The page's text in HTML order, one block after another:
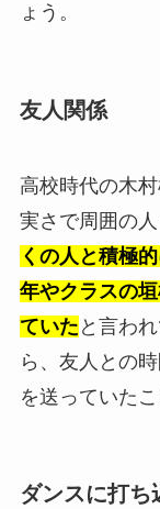
ょう。
友人関係
高校時代の木
実さで周囲の
くの人と積極
年やクラスの
ていた と言わ
ら、友人との
を送っていたこ
ダンスに打ち